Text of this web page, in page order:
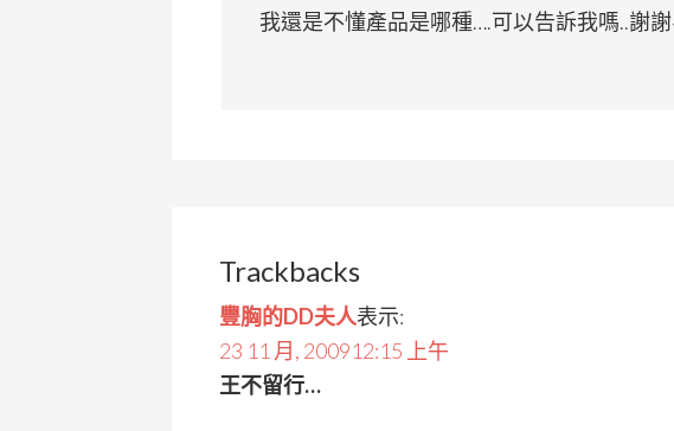
我還是不懂產品是哪種….可以告訴我嗎..謝
Trackbacks
豐胸的DD夫人表示:
23 11 月, 200912:15 上午
王不留行…